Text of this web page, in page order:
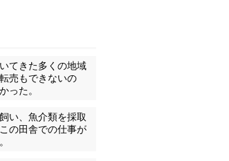
てきた多くの地域
売もできないの
った。
い、魚介類を採取
の田舎での仕事が